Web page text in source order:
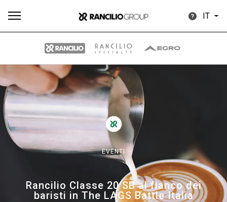
IT
EVENTI
Rancilio Classe 20 SB al fianco dei
baristi in The LAGS Battle Italia
Tutti Prodotti News Download